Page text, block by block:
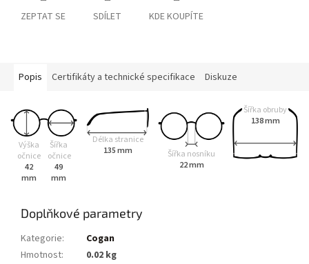
ZEPTAT SE SDÍLET KDE KOUPÍTE
Popis Certifikáty a technické specifikace Diskuze
Výška
očnice
42
mm
Šířka
očnice
49
mm
Délka stranice
135 mm
Šířka nosníku
22 mm
Šířka obruby
138 mm
Doplňkové parametry
Kategorie:
Cogan
Hmotnost:
0.02 kg